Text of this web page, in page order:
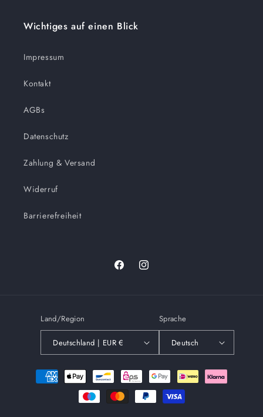
Wichtiges auf einen Blick
Impressum
Kontakt
AGBs
Datenschutz
Zahlung & Versand
Widerruf
Barrierefreiheit
FacebookInstagram
Land/Region
Deutschland | EUR €
Sprache
Deutsch
Zahlungsmethoden